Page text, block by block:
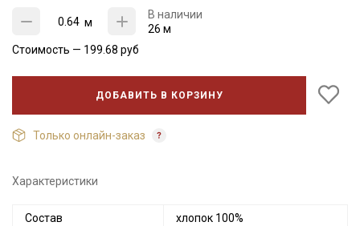
м
В наличии
26 м
Стоимость — 199.68 руб
ДОБАВИТЬ В КОРЗИНУ
Только онлайн-заказ
Характеристики
Состав хлопок 100%